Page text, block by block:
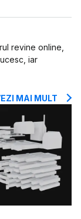
revine online,
iar
MAI MULT